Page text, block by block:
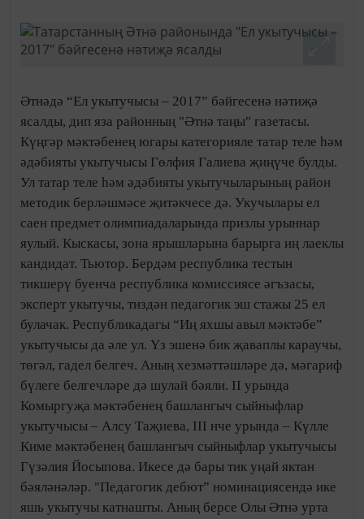
Әтнәдә “Ел укытучысы – 2017” бәйгесенә нәтиҗә
ясалды, дип яза районның "Әтнә таңы" газетасы.
Күңгәр мәктәбенең югары категорияле татар теле һәм
әдәбияты укытучысы Гөлфия Галиева җиңүче булды.
Ул татар теле һәм әдәбияты укытучыларының район
методик берләшмәсе җитәкчесе дә. Укучылары ел
саен предмет олимпиадаларында призлы урыннар
яулый. Кыскасы, зона ярышларына барырга иң лаеклы
кандидат. Тьютор. Бердәм республика тестын
тикшерү буенча республика комиссиясе әгъзасы,
эксперт укытучы, тиздән педагогик эш стажы 25 ел
булачак. Республикадагы “Иң яхшы авыл мәктәбе”
укытучысы да әле ул. Үз эшенә бик җаваплы караучы,
төгәл, гадел белгеч. Аның хезмәттәшләре дә, мәгариф
бүлеге белгечләре дә шулай бәяли. II урында
Комыргуҗа мәктәбенең башлангыч сыйныфлар
укытучысы – Алсу Таҗиева, III нче урында – Күлле
Киме мәктәбенең башлангыч сыйныфлар укытучысы
Гүзәлия Йосыпова. Икесе дә бары тик уңай яктан
бәяләнәләр. "Педагогик дебют” номинациясендә ике
яшь укытучы катнашты. Аның берсе Олы Әтнә урта